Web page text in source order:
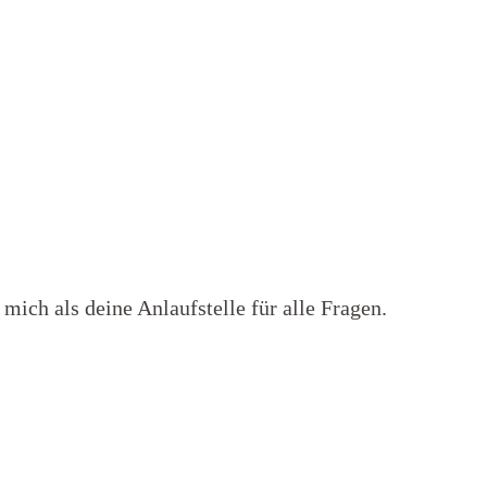
als deine Anlaufstelle für alle Fragen.